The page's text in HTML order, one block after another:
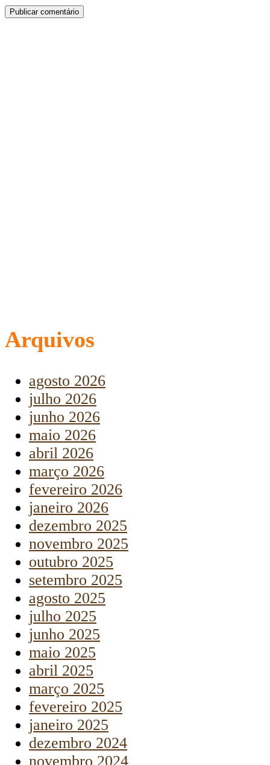
Arquivos
agosto 2026
julho 2026
junho 2026
maio 2026
abril 2026
março 2026
fevereiro 2026
janeiro 2026
dezembro 2025
novembro 2025
outubro 2025
setembro 2025
agosto 2025
julho 2025
junho 2025
maio 2025
abril 2025
março 2025
fevereiro 2025
janeiro 2025
dezembro 2024
novembro 2024